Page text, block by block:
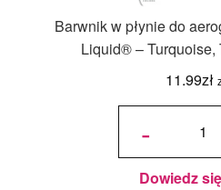
Barwnik w płynie do
Liquid® – Turquoise,
11.99zł
-
ilość
aerografu
Fractal
FlowAir
Liquid® -
Turquoise,
(30g)
Dowiedz